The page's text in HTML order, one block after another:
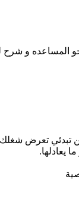
و شرح
تبدئي تعرض
يعادلها.